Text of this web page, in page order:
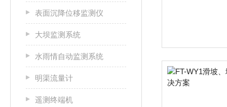
表面沉降位移监测仪
大坝监测系统
水雨情自动监测系统
明渠流量计
遥测终端机